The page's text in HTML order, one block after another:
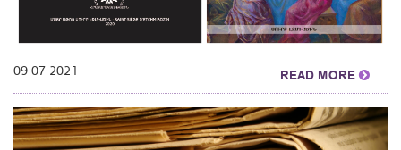
09 07 2021 READ MORE